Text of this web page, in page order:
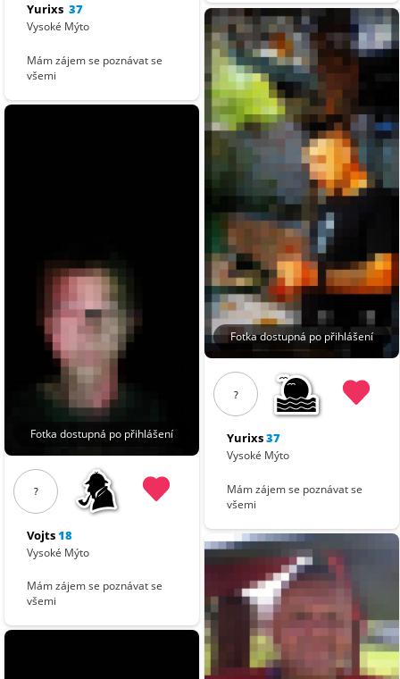
Yurixs 37
Vysoké Mýto
Mám zájem se poznávat se
všemi
Fotka dostupná po přihlášení
?
Vojts18
Vysoké Mýto
Mám zájem se poznávat se
všemi
Fotka dostupná po přihlášení
?
Yurixs37
Vysoké Mýto
Mám zájem se poznávat se
všemi